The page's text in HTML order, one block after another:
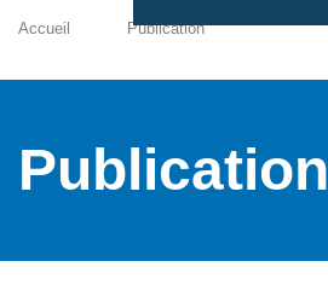
Accueil Publication
Publication